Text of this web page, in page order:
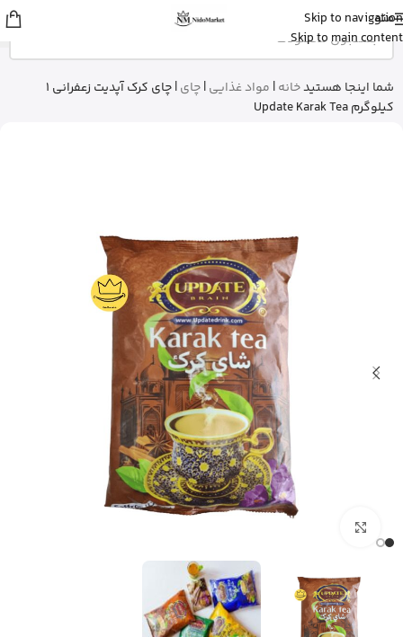
Skip to navigation
Skip to main content
منو
شما اینجا هستیدخانه| مواد غذایی|چای|
چای کرک آپدیت زعفرانی 1
کیلوگرم Update Karak Tea
شایلیاز تهران
ژل شستشوی بدن ویکتوریا سکرت رو
3 دقیقه پیش